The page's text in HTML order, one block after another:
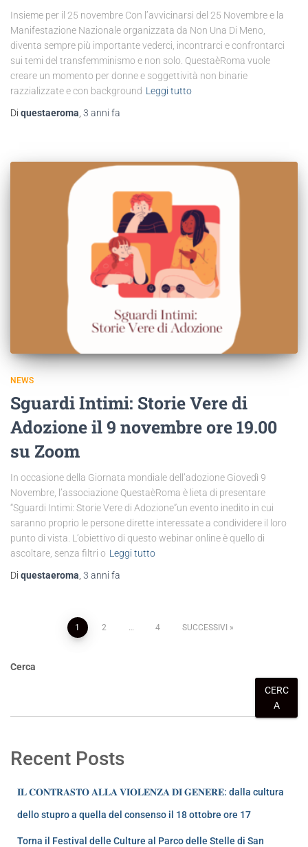
Insieme per il 25 novembre Con l’avvicinarsi del 25 Novembre e la
Manifestazione Nazionale organizzata da Non Una Di Meno,
diventa sempre più importante vederci, incontrarci e confrontarci
sui temi del transfemminismo e non solo. QuestaèRoma vuole
creare un momento per donne e soggettività non binarie
razzializzate e con background Leggi tutto
Di questaeroma 3 anni fa
NEWS
Sguardi Intimi: Storie Vere di
Adozione il 9 novembre ore 19.00
su Zoom
In occasione della Giornata mondiale dell’adozione Giovedì 9
Novembre, l’associazione QuestaèRoma è lieta di presentare
“Sguardi Intimi: Storie Vere di Adozione”un evento inedito in cui
saranno proprio le persone dirette interessate a condividere il loro
punto di vista. L’obiettivo di questo webinar online è quello di
ascoltare, senza filtri o Leggi tutto
Di questaeroma 3 anni fa
1 2 4 SUCCESSIVI
Cerca
CERC
A
Recent Posts
𝐈𝐋 𝐂𝐎𝐍𝐓𝐑𝐀𝐒𝐓𝐎 𝐀𝐋𝐋𝐀 𝐕𝐈𝐎𝐋𝐄𝐍𝐙𝐀 𝐃𝐈 𝐆𝐄𝐍𝐄𝐑𝐄: dalla cultura
dello stupro a quella del consenso il 18 ottobre ore 17
Torna il Festival delle Culture al Parco delle Stelle di San